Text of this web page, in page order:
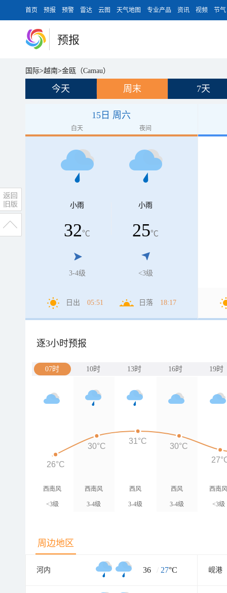
首页 预报 预警 雷达 云图 天气地图 专业产品 资讯 视频 节气
预报
国际>越南>金瓯（Camau）
今天 周末 7天
15日 周六
白天 夜间
小雨
32℃
3-4级
小雨
25℃
<3级
日出 05:51 日落 18:17
逐3小时预报
07时 10时 13时 16时 19时
西南风
<3级
西南风
3-4级
西风
3-4级
西风
3-4级
西南
<3级
26°C
30°C
31°C
30°C
周边地区
河内 36 / 27°C 岘港